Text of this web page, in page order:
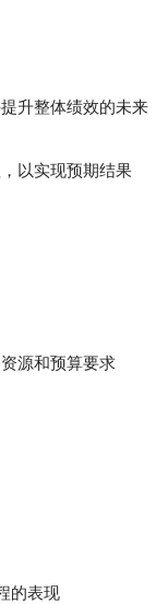
升整体绩效的未来
以实现预期结果
源和预算要求
的表现